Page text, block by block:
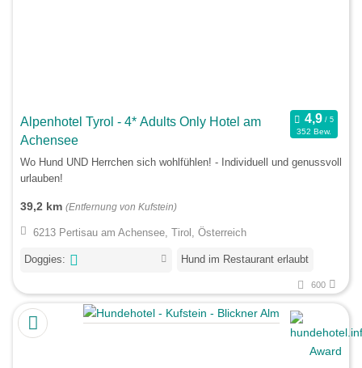
Alpenhotel Tyrol - 4* Adults Only Hotel am
Achensee
352 Bew.
Wo Hund UND Herrchen sich wohlfühlen! - Individuell und genussvoll
urlauben!
39,2 km (Entfernung von Kufstein)
6213 Pertisau am Achensee, Tirol, Österreich
Doggies: Hund im Restaurant erlaubt
600